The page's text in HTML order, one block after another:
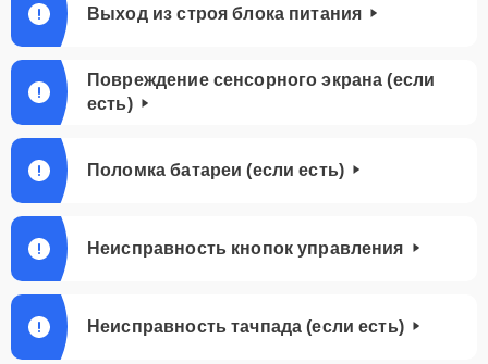
Выход из строя блока питания
Повреждение сенсорного экрана (если
есть)
Поломка батареи (если есть)
Неисправность кнопок управления
Неисправность тачпада (если есть)